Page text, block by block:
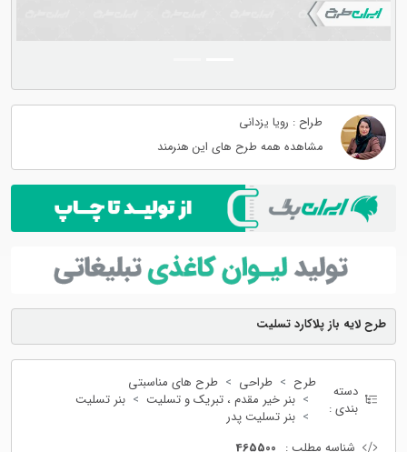
طرح لایه باز پلاکارد تسلیت
دسته
بندی :
طرح طراحی
طرح های مناسبتی
بنر خیر مقدم ، تبریک و تسلیت
بنر تسلیت
بنر تسلیت پدر
طراح : رویا یزدانی
مشاهده همه طرح های این هنرمند